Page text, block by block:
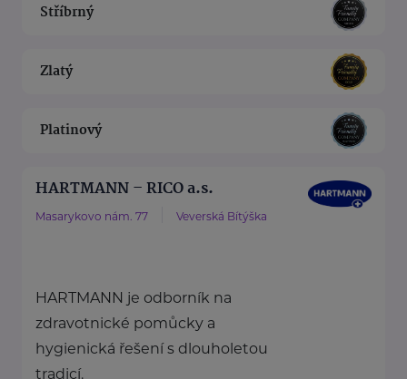
Stříbrný
Zlatý
Platinový
HARTMANN – RICO a.s.
Masarykovo nám. 77 Veverská Bítýška
HARTMANN je odborník na
zdravotnické pomůcky a
hygienická řešení s dlouholetou
tradicí.